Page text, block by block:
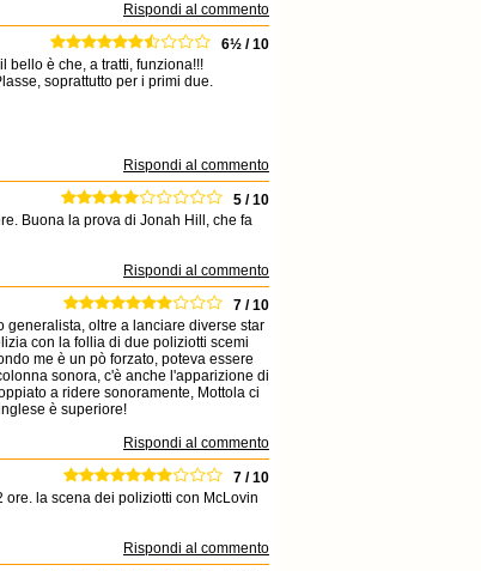
Rispondi al commento
6½ / 10
bello è che, a tratti, funziona!!!
soprattutto per i primi due.
Rispondi al commento
5 / 10
Buona la prova di Jonah Hill, che fa
Rispondi al commento
7 / 10
generalista, oltre a lanciare diverse star
con la follia di due poliziotti scemi
me è un pò forzato, poteva essere
sonora, c'è anche l'apparizione di
a ridere sonoramente, Mottola ci
è superiore!
Rispondi al commento
7 / 10
la scena dei poliziotti con McLovin
Rispondi al commento